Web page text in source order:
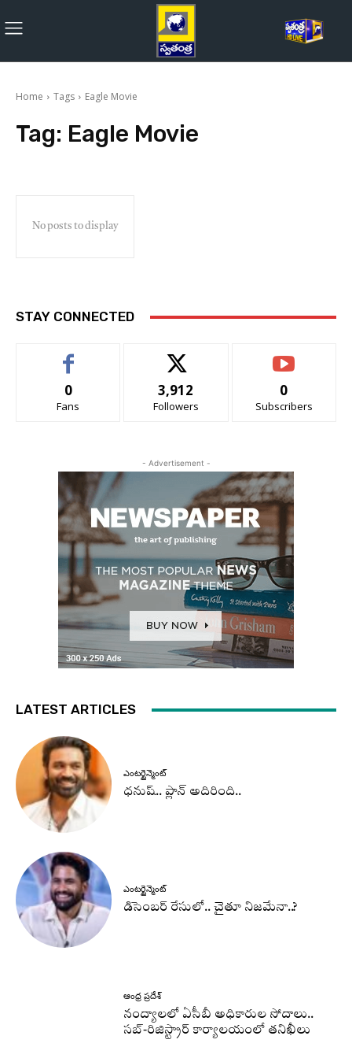
Home Tags Eagle Movie
Tag: Eagle Movie
No posts to display
STAY CONNECTED
0
Fans
3,912
Followers
0
Subscribers
- Advertisement -
LATEST ARTICLES
ఎంటర్టైన్మెంట్
ధనుష్‌.. ప్లాన్ అదిరింది..
ఎంటర్టైన్మెంట్
డిసెంబర్ రేసులో.. చైతూ నిజమేనా..?
ఆంధ్ర ప్రదేశ్
నంద్యాలలో ఏసీబీ అధికారుల సోదాలు..
సబ్-రిజిస్ట్రార్ కార్యాలయంలో తనిఖీలు